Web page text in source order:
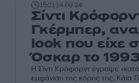
15:2114.09.24
Σίντι
Γκέρμπερ,
look που είχε
Όσκαρ το
Η Σίντι Κρόφορντ έγραψε
εμφάνιση της κόρης της, Κάια